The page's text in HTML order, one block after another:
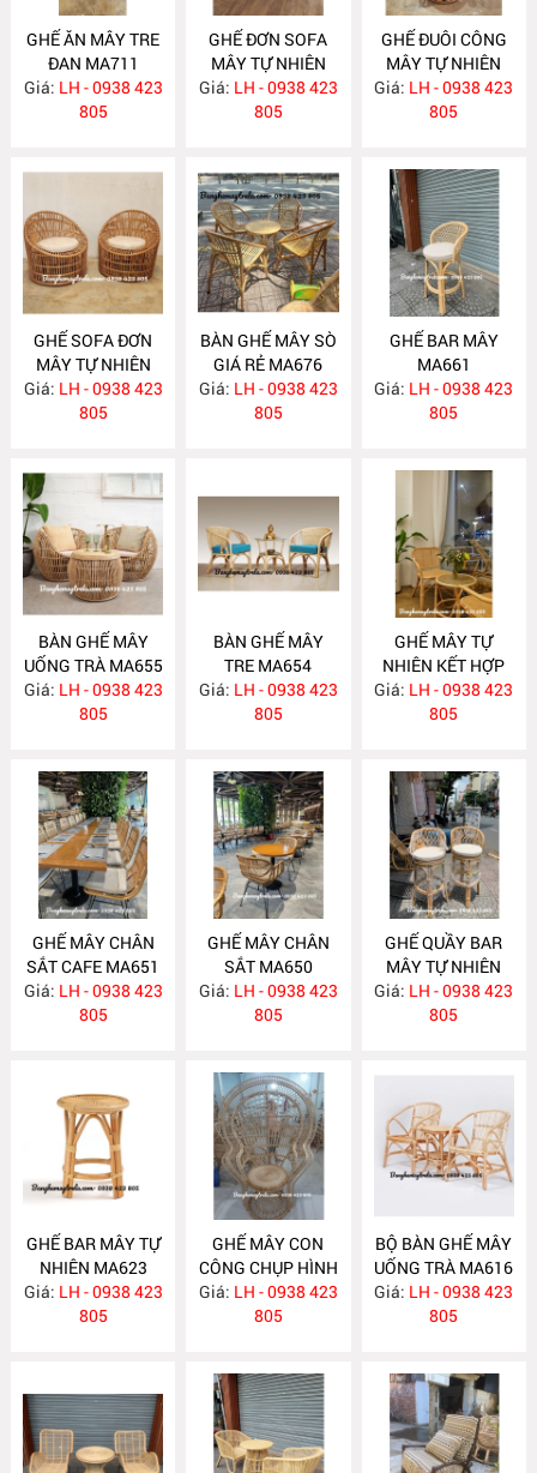
GHẾ ĂN MÂY TRE
ĐAN MA711
Giá: LH - 0938 423
805
GHẾ ĐƠN SOFA
MÂY TỰ NHIÊN
MA701
Giá: LH - 0938 423
805
GHẾ ĐUÔI CÔNG
MÂY TỰ NHIÊN
DECOR CHỤP
HÌNH MA690
Giá: LH - 0938 423
805
GHẾ SOFA ĐƠN
MÂY TỰ NHIÊN
MA680
Giá: LH - 0938 423
805
BÀN GHẾ MÂY SÒ
GIÁ RẺ MA676
Giá: LH - 0938 423
805
GHẾ BAR MÂY
MA661
Giá: LH - 0938 423
805
BÀN GHẾ MÂY
UỐNG TRÀ MA655
Giá: LH - 0938 423
805
BÀN GHẾ MÂY
TRE MA654
Giá: LH - 0938 423
805
GHẾ MÂY TỰ
NHIÊN KẾT HỢP
LƯỚI MÂY MA653
Giá: LH - 0938 423
805
GHẾ MÂY CHÂN
SẮT CAFE MA651
Giá: LH - 0938 423
805
GHẾ MÂY CHÂN
SẮT MA650
Giá: LH - 0938 423
805
GHẾ QUẦY BAR
MÂY TỰ NHIÊN
MA634
Giá: LH - 0938 423
805
GHẾ BAR MÂY TỰ
NHIÊN MA623
Giá: LH - 0938 423
805
GHẾ MÂY CON
CÔNG CHỤP HÌNH
DECOR MA618
Giá: LH - 0938 423
805
BỘ BÀN GHẾ MÂY
UỐNG TRÀ MA616
Giá: LH - 0938 423
805